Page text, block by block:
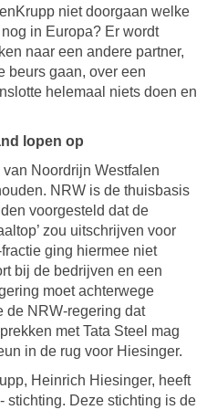
niet doorgaan welke
in Europa? Er wordt
naar een andere partner,
beurs gaan, over een
helemaal niets doen en
lopen op
Noordrijn Westfalen
NRW is de thuisbasis
voorgesteld dat de
zou uitschrijven voor
ging hiermee niet
bij de bedrijven en een
moet achterwege
de NRW-regering dat
met Tata Steel mag
in de rug voor Hiesinger.
Heinrich Hiesinger, heeft
stichting. Deze stichting is de